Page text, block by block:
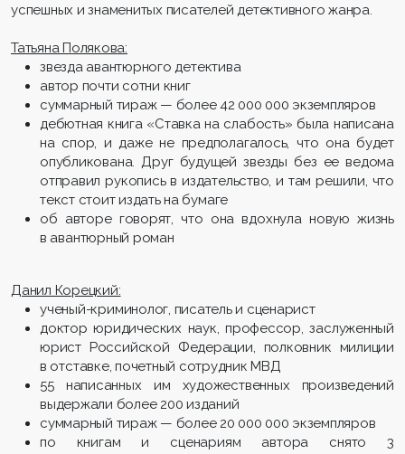
успешных и знаменитых писателей детективного жанра.
Татьяна Полякова:
звезда авантюрного детектива
автор почти сотни книг
суммарный тираж — более 42 000 000 экземпляров
дебютная книга «Ставка на слабость» была написана
на спор, и даже не предполагалось, что она будет
опубликована. Друг будущей звезды без ее ведома
отправил рукопись в издательство, и там решили, что
текст стоит издать на бумаге
об авторе говорят, что она вдохнула новую жизнь
в авантюрный роман
Данил Корецкий:
ученый-криминолог, писатель и сценарист
доктор юридических наук, профессор, заслуженный
юрист Российской Федерации, полковник милиции
в отставке, почетный сотрудник МВД
55 написанных им художественных произведений
выдержали более 200 изданий
суммарный тираж — более 20 000 000 экземпляров
по книгам и сценариям автора снято 3